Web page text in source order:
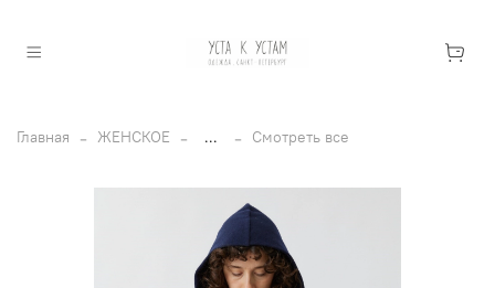
Главная ЖЕНСКОЕ ... Смотреть все